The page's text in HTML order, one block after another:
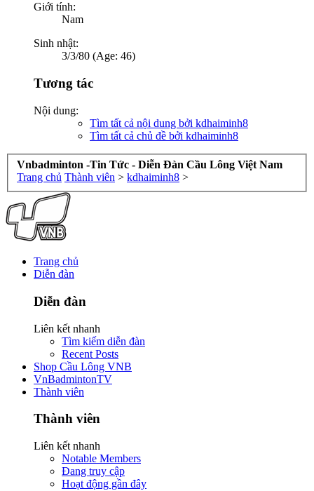
Giới tính:
Nam
Sinh nhật:
3/3/80 (Age: 46)
Tương tác
Nội dung:
Tìm tất cả nội dung bởi kdhaiminh8
Tìm tất cả chủ đề bởi kdhaiminh8
Vnbadminton -Tin Tức - Diễn Đàn Cầu Lông Việt Nam
Trang chủ Thành viên > kdhaiminh8 >
Trang chủ
Diễn đàn
Diễn đàn
Liên kết nhanh
Tìm kiếm diễn đàn
Recent Posts
Shop Cầu Lông VNB
VnBadmintonTV
Thành viên
Thành viên
Liên kết nhanh
Notable Members
Đang truy cập
Hoạt động gần đây